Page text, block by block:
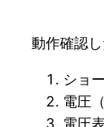
動作確認し
ショ
電圧